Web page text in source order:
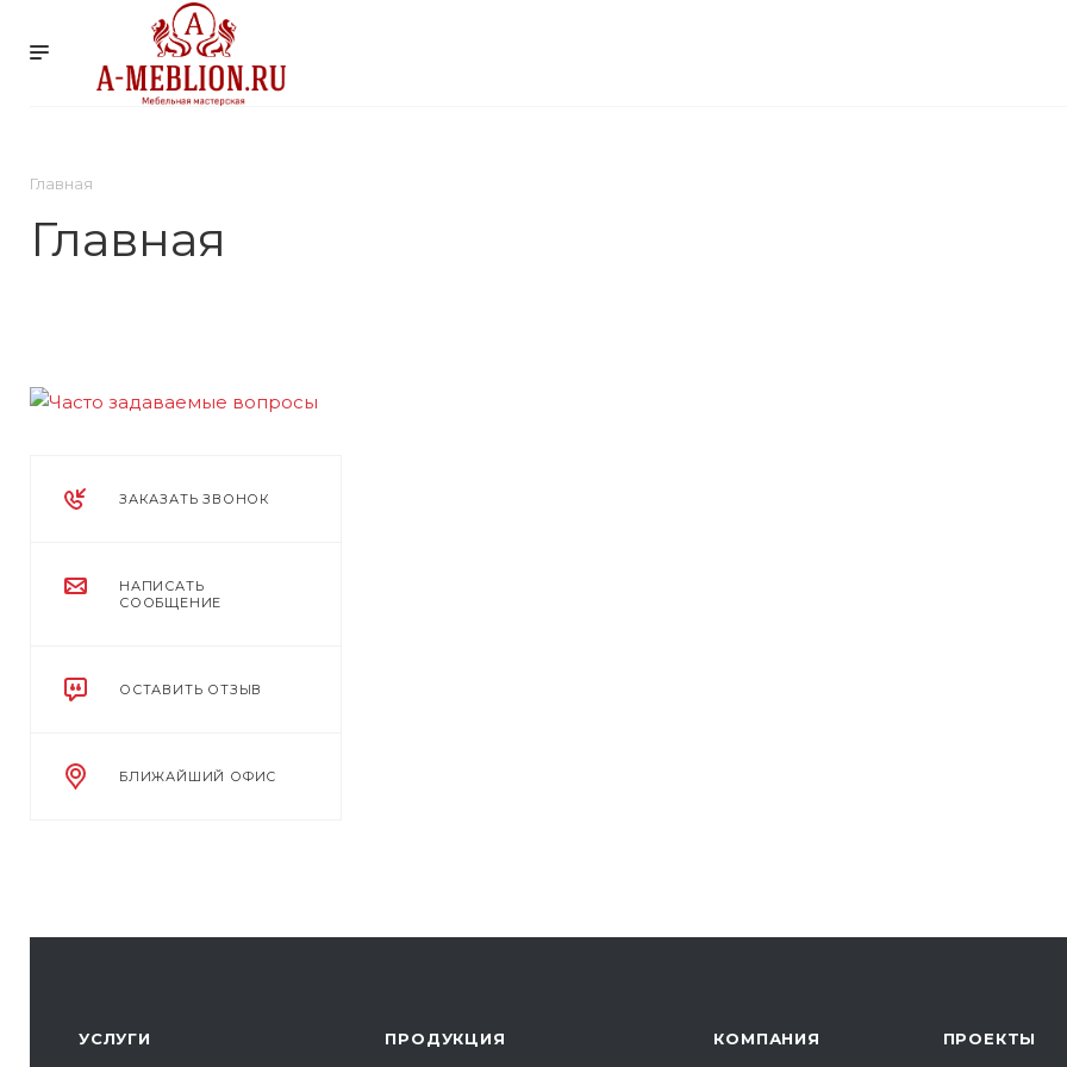
Главная
Главная
ЗАКАЗАТЬ ЗВОНОК
НАПИСАТЬ
СООБЩЕНИЕ
ОСТАВИТЬ ОТЗЫВ
БЛИЖАЙШИЙ ОФИС
УСЛУГИ ПРОДУКЦИЯ КОМПАНИЯ ПРОЕКТЫ